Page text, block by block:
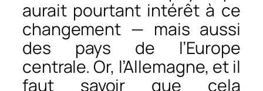
aurait pourtant intérêt à ce
changement — mais aussi
des pays de l’Europe
centrale. Or, l’Allemagne, et il
faut savoir que cela